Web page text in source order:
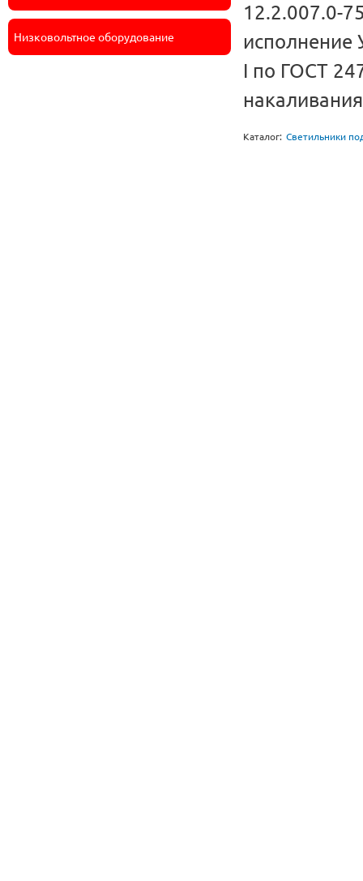
Низковольтное оборудование
12.2.007.0-
исполнение
I по ГОСТ
Каталог: Светильники